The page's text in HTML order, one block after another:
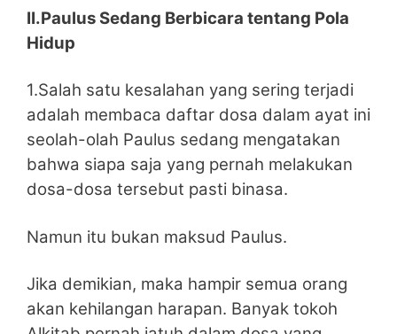
II.Paulus Sedang Berbicara tentang Pola
Hidup
1.Salah satu kesalahan yang sering terjadi
adalah membaca daftar dosa dalam ayat ini
seolah-olah Paulus sedang mengatakan
bahwa siapa saja yang pernah melakukan
dosa-dosa tersebut pasti binasa.
Namun itu bukan maksud Paulus.
Jika demikian, maka hampir semua orang
akan kehilangan harapan. Banyak tokoh